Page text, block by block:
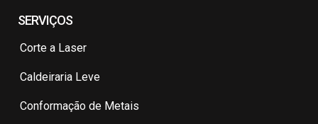
SERVIÇOS
Corte a Laser
Caldeiraria Leve
Conformação de Metais